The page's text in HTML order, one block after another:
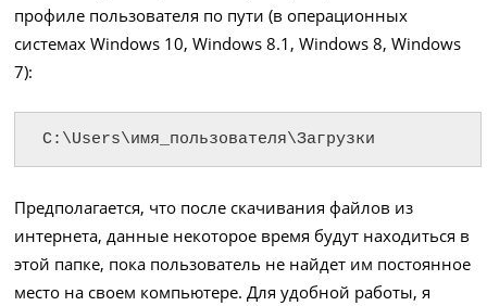
профиле пользователя по пути (в операционных
системах Windows 10, Windows 8.1, Windows 8, Windows
7):
C:\Users\имя_пользователя\Загрузки
Предполагается, что после скачивания файлов из
интернета, данные некоторое время будут находиться в
этой папке, пока пользователь не найдет им постоянное
место на своем компьютере. Для удобной работы, я